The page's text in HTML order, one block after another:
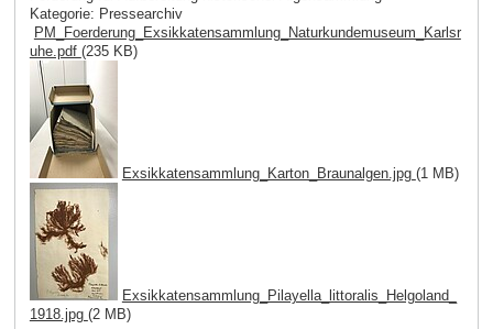
Kategorie: Pressearchiv
PM_Foerderung_Exsikkatensammlung_Naturkundemuseum_Karlsr
uhe.pdf (235 KB)
Exsikkatensammlung_Karton_Braunalgen.jpg (1 MB)
Exsikkatensammlung_Pilayella_littoralis_Helgoland_
1918.jpg (2 MB)